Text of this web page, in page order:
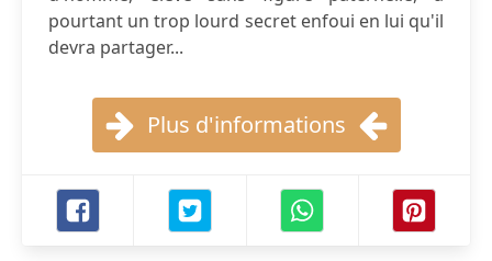
pourtant un trop lourd secret enfoui en lui qu'il
devra partager...
Plus d'informations